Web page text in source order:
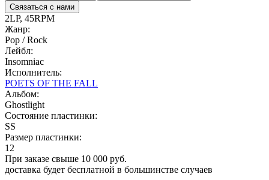
Связаться с нами
2LP, 45RPM
Жанр:
Pop / Rock
Лейбл:
Insomniac
Исполнитель:
POETS OF THE FALL
Альбом:
Ghostlight
Состояние пластинки:
SS
Размер пластинки:
12
При заказе свыше 10 000 руб.
доставка будет бесплатной в большинстве случаев